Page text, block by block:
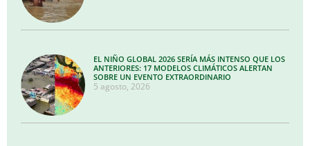
EL NIÑO GLOBAL 2026 SERÍA MÁS INTENSO QUE LOS
ANTERIORES: 17 MODELOS CLIMÁTICOS ALERTAN
SOBRE UN EVENTO EXTRAORDINARIO
5 agosto, 2026